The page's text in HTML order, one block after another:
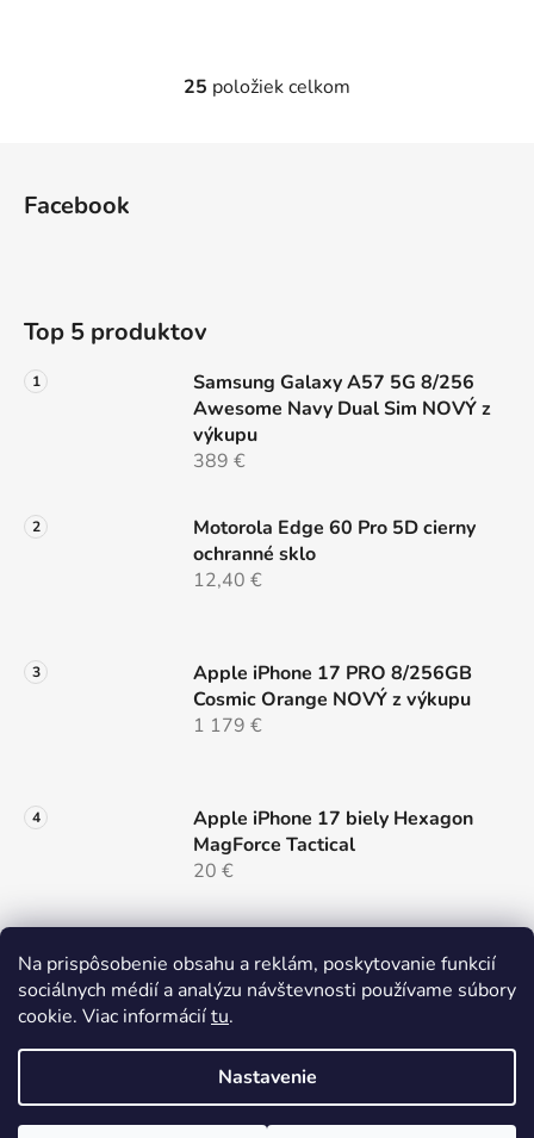
Na prispôsobenie obsahu a reklám, poskytovanie funkcií
sociálnych médií a analýzu návštevnosti používame súbory
cookie. Viac informáciítu.
Nastavenie
O
v
k
p
i
s
25 položiek celkom
Facebook
Top 5 produktov
Samsung Galaxy A57 5G 8/256
Awesome Navy Dual Sim NOVÝ z
výkupu
389 €
Motorola Edge 60 Pro 5D cierny
ochranné sklo
12,40 €
Apple iPhone 17 PRO 8/256GB
Cosmic Orange NOVÝ z výkupu
1 179 €
Apple iPhone 17 biely Hexagon
MagForce Tactical
20 €
Samsung Galaxy S26 ULTRA 5G
12/256 Black Dual Sim NOVÝ z
výkupu
999 €